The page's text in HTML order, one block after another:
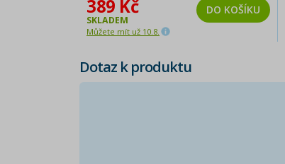
389 Kč
SKLADEM
Můžete mít už 10.8.
DO KOŠÍKU
Dotaz k produktu